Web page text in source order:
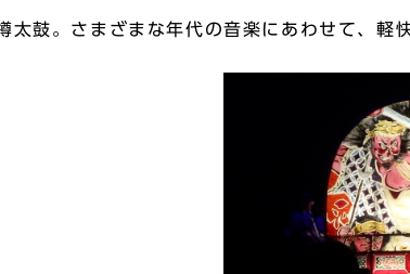
太鼓。さまざまな年代の音楽にあわせて、軽